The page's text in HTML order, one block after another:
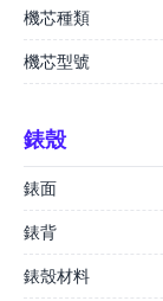
機芯種類
機芯型號
錶殼
錶面
錶背
錶殼材料